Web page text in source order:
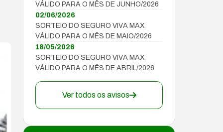
VÁLIDO PARA O MÊS DE JUNHO/2026
02/06/2026
SORTEIO DO SEGURO VIVA MAX
VÁLIDO PARA O MÊS DE MAIO/2026
18/05/2026
SORTEIO DO SEGURO VIVA MAX
VÁLIDO PARA O MÊS DE ABRIL/2026
Ver todos os avisos